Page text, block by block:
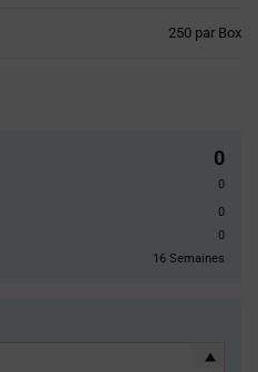
250 par Box
0
0
0
0
16 Semaines